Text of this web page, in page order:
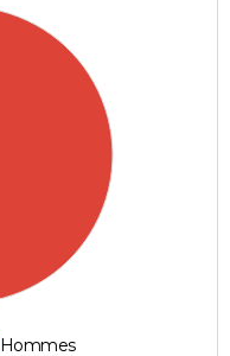
Hommes